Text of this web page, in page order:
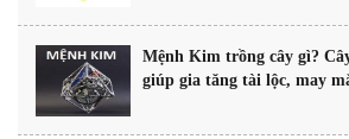
Mệnh Kim trồng cây gì?
giúp gia tăng tài lộc, may